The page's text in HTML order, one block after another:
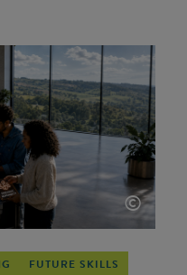
©
FUTURE SKILLS